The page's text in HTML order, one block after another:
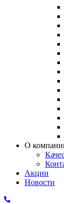
О
Акции
Новости